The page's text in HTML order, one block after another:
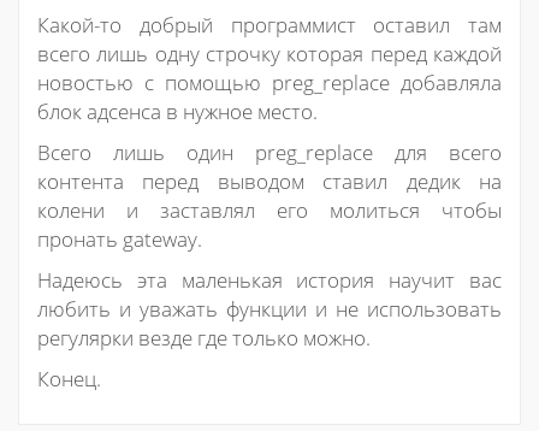
Какой-то добрый программист оставил там
всего лишь одну строчку которая перед каждой
новостью с помощью preg_replace добавляла
блок адсенса в нужное место.
Всего лишь один preg_replace для всего
контента перед выводом ставил дедик на
колени и заставлял его молиться чтобы
пронать gateway.
Надеюсь эта маленькая история научит вас
любить и уважать функции и не использовать
регулярки везде где только можно.
Конец.